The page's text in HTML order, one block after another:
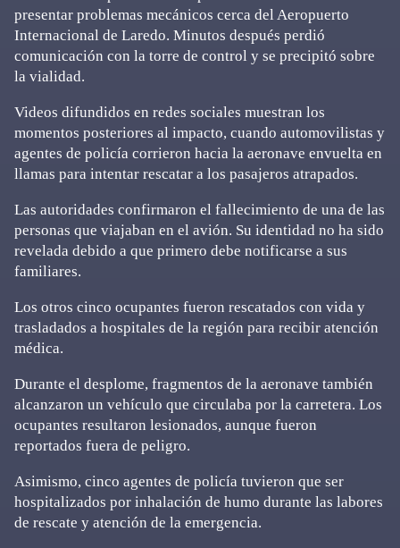
presentar problemas mecánicos cerca del Aeropuerto
Internacional de Laredo. Minutos después perdió
comunicación con la torre de control y se precipitó sobre
la vialidad.
Videos difundidos en redes sociales muestran los
momentos posteriores al impacto, cuando automovilistas y
agentes de policía corrieron hacia la aeronave envuelta en
llamas para intentar rescatar a los pasajeros atrapados.
Las autoridades confirmaron el fallecimiento de una de las
personas que viajaban en el avión. Su identidad no ha sido
revelada debido a que primero debe notificarse a sus
familiares.
Los otros cinco ocupantes fueron rescatados con vida y
trasladados a hospitales de la región para recibir atención
médica.
Durante el desplome, fragmentos de la aeronave también
alcanzaron un vehículo que circulaba por la carretera. Los
ocupantes resultaron lesionados, aunque fueron
reportados fuera de peligro.
Asimismo, cinco agentes de policía tuvieron que ser
hospitalizados por inhalación de humo durante las labores
de rescate y atención de la emergencia.